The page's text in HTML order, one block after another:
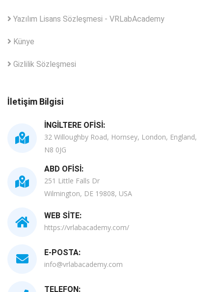
Yazılım Lisans Sözleşmesi - VRLabAcademy
Künye
Gizlilik Sözleşmesi
İletişim Bilgisi
İNGILTERE OFISI:
32 Willoughby Road, Hornsey, London, England,
N8 0JG
ABD OFISI:
251 Little Falls Dr
Wilmington, DE 19808, USA
WEB SITE:
https://vrlabacademy.com/
E-POSTA:
info@vrlabacademy.com
TELEFON: